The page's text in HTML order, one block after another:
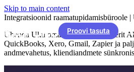
Skip to main content
Proovi tasuta
Integratsioonid raamatupidamisbüroole |
Ühenda Uku oma tarkvaradega. Merit
QuickBooks, Xero, Gmail, Zapier ja
andmevahetus, kliendiandmete